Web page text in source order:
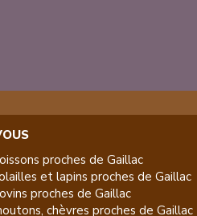
proches de Gaillac
et lapins proches de Gaillac
proches de Gaillac
chèvres proches de Gaillac